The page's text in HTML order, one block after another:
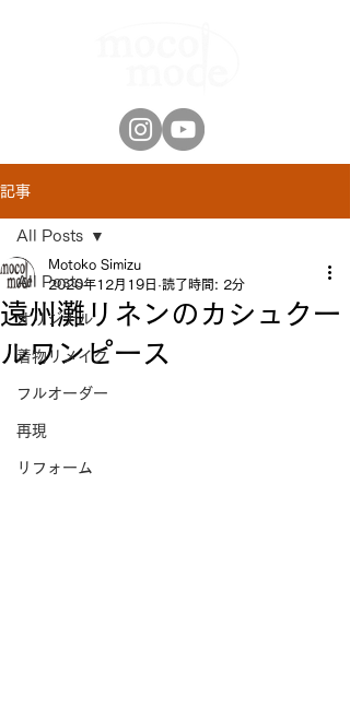
記事
All Posts
オリジナル
着物リメイク
フルオーダー
再現
リフォーム
All Posts
遠州灘リネンのカシュクー
ルワンピース
Motoko Simizu
2020年12月19日 読了時間: 2分